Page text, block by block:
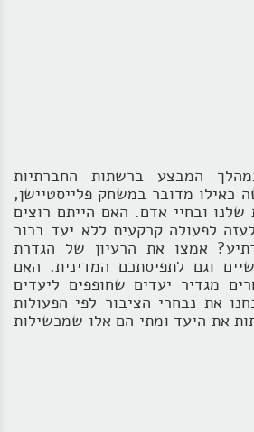
המבצע ברשתות החברתיות
כאילו מדובר במשחק פלייסטיישן,
ובחיי אדם. האם הייתם רוצים
לפעולה קרקעית ללא יעד ברור
אמצו את הרעיון של הגדרת
וגם לתפיסתכם המדינית. האם
מגדיר יעדים שחופפים ליעדים
את נבחרי הציבור לפי הפעולות
את היעד ומתי הם אלו שמכשילות